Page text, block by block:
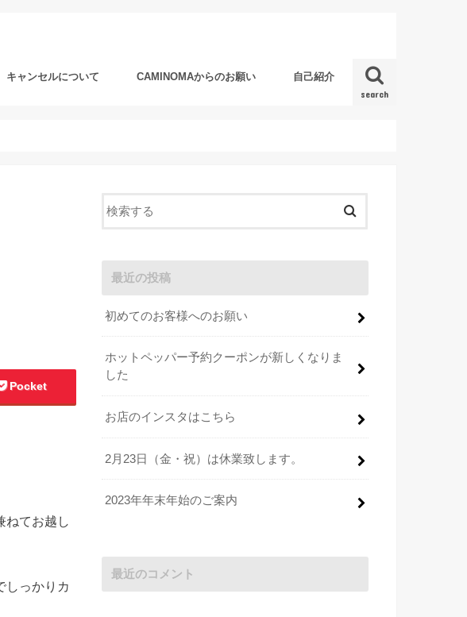
search
キャンセルについて CAMINOMAからのお願い 自己紹介
Pocket
ねてお越し
しっかりカ
最近の投稿
初めてのお客様へのお願い
ホットペッパー予約クーポンが新しくなりま
した
お店のインスタはこちら
2月23日（金・祝）は休業致します。
2023年年末年始のご案内
最近のコメント